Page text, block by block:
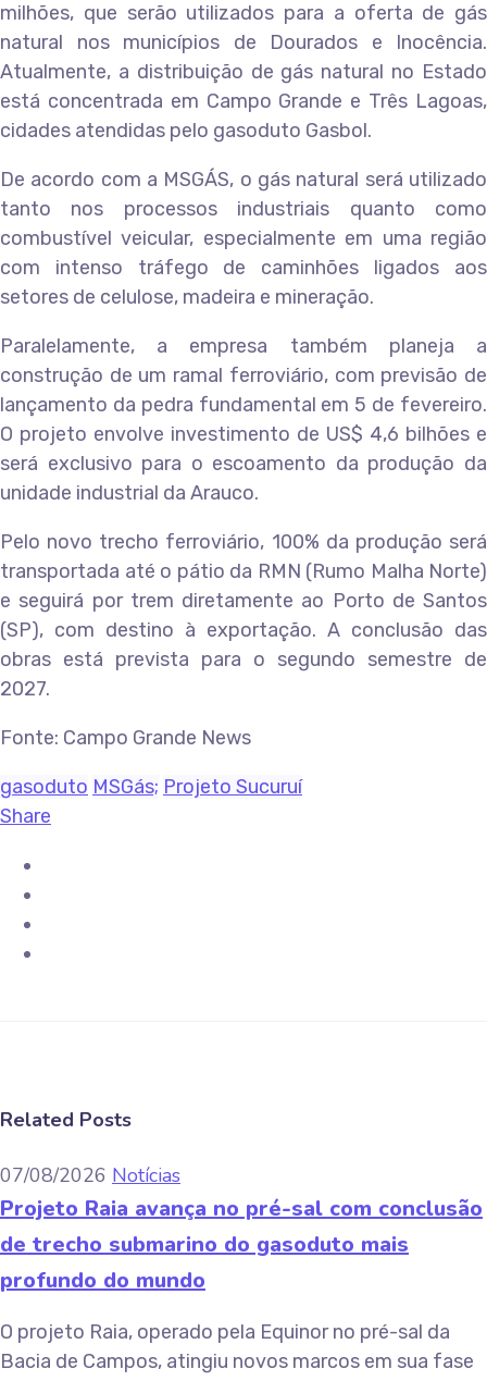
milhões, que serão utilizados para a oferta de gás
natural nos municípios de Dourados e Inocência.
Atualmente, a distribuição de gás natural no Estado
está concentrada em Campo Grande e Três Lagoas,
cidades atendidas pelo gasoduto Gasbol.
De acordo com a MSGÁS, o gás natural será utilizado
tanto nos processos industriais quanto como
combustível veicular, especialmente em uma região
com intenso tráfego de caminhões ligados aos
setores de celulose, madeira e mineração.
Paralelamente, a empresa também planeja a
construção de um ramal ferroviário, com previsão de
lançamento da pedra fundamental em 5 de fevereiro.
O projeto envolve investimento de US$ 4,6 bilhões e
será exclusivo para o escoamento da produção da
unidade industrial da Arauco.
Pelo novo trecho ferroviário, 100% da produção será
transportada até o pátio da RMN (Rumo Malha Norte)
e seguirá por trem diretamente ao Porto de Santos
(SP), com destino à exportação. A conclusão das
obras está prevista para o segundo semestre de
2027.
Fonte: Campo Grande News
gasoduto MSGás; Projeto Sucuruí
Share
Related Posts
07/08/2026 Notícias
Projeto Raia avança no pré-sal com conclusão
de trecho submarino do gasoduto mais
profundo do mundo
O projeto Raia, operado pela Equinor no pré-sal da
Bacia de Campos, atingiu novos marcos em sua fase